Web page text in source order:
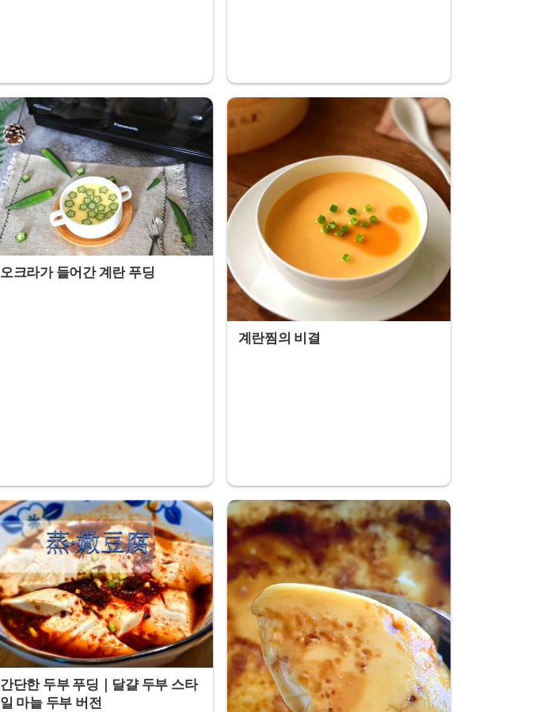
오크라가 들어간 계란 푸딩
계란찜의 비결
간단한 두부 푸딩｜달걀 두부 스타
일 마늘 두부 버전